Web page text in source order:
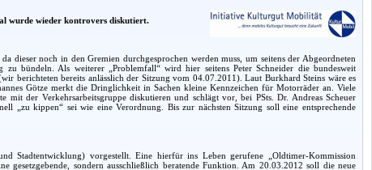
wurde wieder kontrovers diskutiert.
noch in den Gremien durchgesprochen werden muss, um seitens der Abgeordneten
bündeln. Als weiterer „Problemfall“ wird hier seitens Peter Schneider die bundesweit
berichteten bereits anlässlich der Sitzung vom 04.07.2011). Laut Burkhard Steins wäre es
Götze merkt die Dringlichkeit in Sachen kleine Kennzeichen für Motorräder an. Viele
der Verkehrsarbeitsgruppe diskutieren und schlägt vor, bei PSts. Dr. Andreas Scheuer
„zu kippen“ sei wie eine Verordnung. Bis zur nächsten Sitzung soll eine entsprechende
Stadtentwicklung) vorgestellt. Eine hierfür ins Leben gerufene „Oldtimer-Kommission
sondern ausschließlich beratende Funktion. Am 20.03.2012 soll die neue